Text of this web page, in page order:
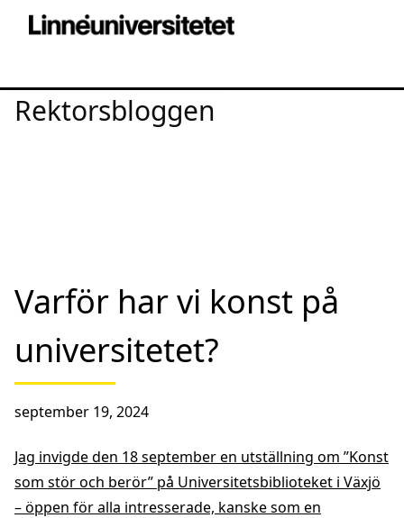
Rektorsbloggen
Varför har vi konst på
universitetet?
september 19, 2024
Jag invigde den 18 september en utställning om ”Konst
som stör och berör” på Universitetsbiblioteket i Växjö
– öppen för alla intresserade, kanske som en